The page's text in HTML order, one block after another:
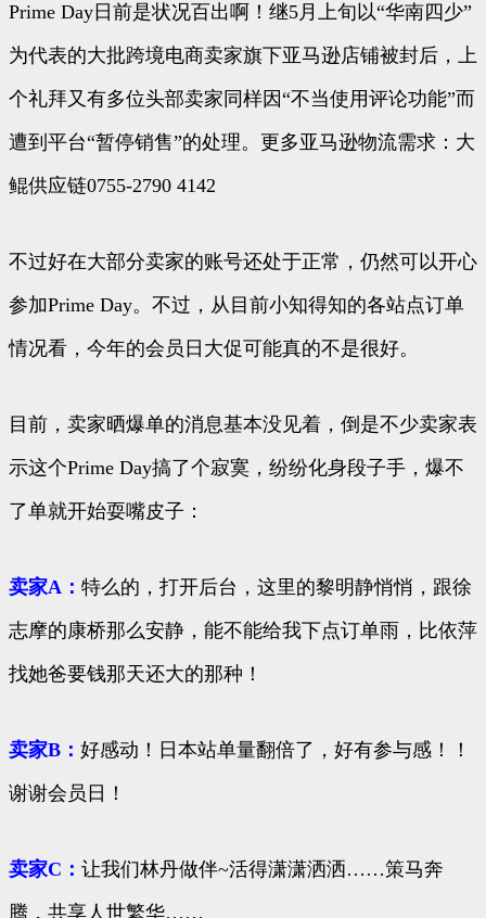
Prime Day日前是状况百出啊！继5月上旬以“华南四少”
为代表的大批跨境电商卖家旗下亚马逊店铺被封后，上
个礼拜又有多位头部卖家同样因“不当使用评论功能”而
遭到平台“暂停销售”的处理。更多亚马逊物流需求：大
鲲供应链0755-2790 4142
不过好在大部分卖家的账号还处于正常，仍然可以开心
参加Prime Day。不过，从目前小知得知的各站点订单
情况看，今年的会员日大促可能真的不是很好。
目前，卖家晒爆单的消息基本没见着，倒是不少卖家表
示这个Prime Day搞了个寂寞，纷纷化身段子手，爆不
了单就开始耍嘴皮子：
卖家A： 特么的，打开后台，这里的黎明静悄悄，跟徐
志摩的康桥那么安静，能不能给我下点订单雨，比依萍
找她爸要钱那天还大的那种！
卖家B： 好感动！日本站单量翻倍了，好有参与感！！
谢谢会员日！
卖家C： 让我们林丹做伴~活得潇潇洒洒……策马奔
腾，共享人世繁华……